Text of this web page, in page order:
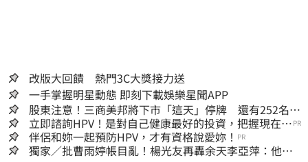
改版大回饋 熱門3C大獎接力送
一手掌握明星動態 即刻下載娛樂星聞APP
股東注意！三商美邦將下市「這天」停牌 還有252名千
張大戶
立即諮詢HPV！是對自己健康最好的投資，把握現在不
嫌晚！
PR
伴侶和妳一起預防HPV，才有資格說愛妳！ PR
獨家／批曹雨婷帳目亂！楊光友再轟余天李亞萍：他們